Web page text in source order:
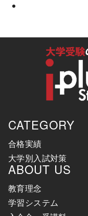
CATEGORY
合格実績
大学別入試対策
ABOUT US
教育理念
学習システム